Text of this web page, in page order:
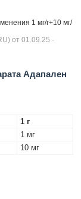
1 мг/г+10 мг/
от 01.09.25 -
Адапален
1 г
1 мг
10 мг